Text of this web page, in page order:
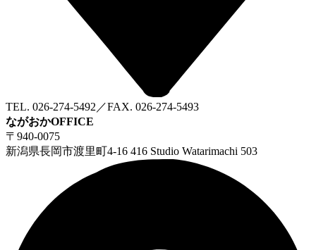
TEL. 026-274-5492／FAX. 026-274-5493
ながおかOFFICE
〒940-0075
新潟県長岡市渡里町4-16 416 Studio Watarimachi 503